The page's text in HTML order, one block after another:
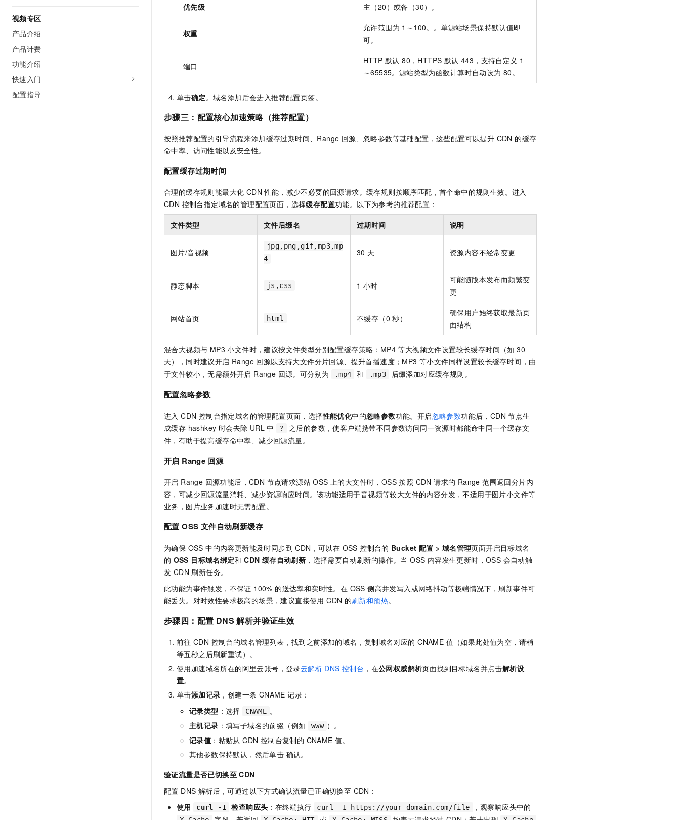
视频专区
产品介绍
产品计费
功能介绍
快速入门
配置指导
优先级 主（20）或备（30）。
权重
允许范围为 1～100。。单源站场景保持默认值即
可。
端口
HTTP 默认 80，HTTPS 默认 443，支持自定义 1
～65535。源站类型为函数计算时自动设为 80。
单击确定 。域名添加后会进入推荐配置页签。
步骤三：配置核心加速策略（推荐配置）
按照推荐配置的引导流程来添加缓存过期时间、Range 回源、忽略参数等基础配置，这些配置可以提升 CDN 的缓存
命中率、访问性能以及安全性。
配置缓存过期时间
合理的缓存规则能最大化 CDN 性能，减少不必要的回源请求。缓存规则按顺序匹配，首个命中的规则生效。进入
CDN 控制台指定域名的管理配置页面，选择缓存配置功能。以下为参考的推荐配置：
文件类型 文件后缀名 过期时间 说明
图片/音视频
jpg,png,gif,mp3,mp
4
30 天 资源内容不经常变更
静态脚本 js,css 1 小时
可能随版本发布而频繁变
更
网站首页 html 不缓存（0 秒）
确保用户始终获取最新页
面结构
混合大视频与 MP3 小文件时，建议按文件类型分别配置缓存策略：MP4 等大视频文件设置较长缓存时间（如 30
天），同时建议开启 Range 回源以支持大文件分片回源、提升首播速度；MP3 等小文件同样设置较长缓存时间，由
于文件较小，无需额外开启 Range 回源。可分别为
.mp4 和 .mp3 后缀添加对应缓存规则。
配置忽略参数
进入 CDN 控制台指定域名的管理配置页面，选择性能优化中的忽略参数功能。开启忽略参数功能后，CDN 节点生
成缓存 hashkey 时会去除 URL 中
?
之后的参数，使客户端携带不同参数访问同一资源时都能命中同一个缓存文
件，有助于提高缓存命中率、减少回源流量。
开启 Range 回源
开启 Range 回源功能后，CDN 节点请求源站 OSS 上的大文件时，OSS 按照 CDN 请求的 Range 范围返回分片内
容，可减少回源流量消耗、减少资源响应时间。该功能适用于音视频等较大文件的内容分发，不适用于图片小文件等
业务，图片业务加速时无需配置。
配置 OSS 文件自动刷新缓存
为确保 OSS 中的内容更新能及时同步到 CDN，可以在 OSS 控制台的 Bucket 配置 > 域名管理页面开启目标域名
的 OSS 目标域名绑定和 CDN 缓存自动刷新 ，选择需要自动刷新的操作。当 OSS 内容发生更新时，OSS 会自动触
发 CDN 刷新任务。
此功能为事件触发，不保证 100% 的送达率和实时性。在 OSS 侧高并发写入或网络抖动等极端情况下，刷新事件可
能丢失。对时效性要求极高的场景，建议直接使用 CDN 的刷新和预热。
步骤四：配置 DNS 解析并验证生效
前往 CDN 控制台的域名管理列表，找到之前添加的域名，复制域名对应的 CNAME 值（如果此处值为空，请稍
等五秒之后刷新重试）。
使用加速域名所在的阿里云账号，登录云解析 DNS 控制台 ，在公网权威解析页面找到目标域名并点击解析设
置。
单击添加记录 ，创建一条 CNAME 记录：
记录类型 ：选择 CNAME 。
主机记录 ：填写子域名的前缀（例如 www ）。
记录值 ：粘贴从 CDN 控制台复制的 CNAME 值。
其他参数保持默认，然后单击 确认。
验证流量是否已切换至 CDN
配置 DNS 解析后，可通过以下方式确认流量已正确切换至 CDN：
使用
curl -I 检查响应头 ：在终端执行 curl -I https://your-domain.com/file ，观察响应头中的